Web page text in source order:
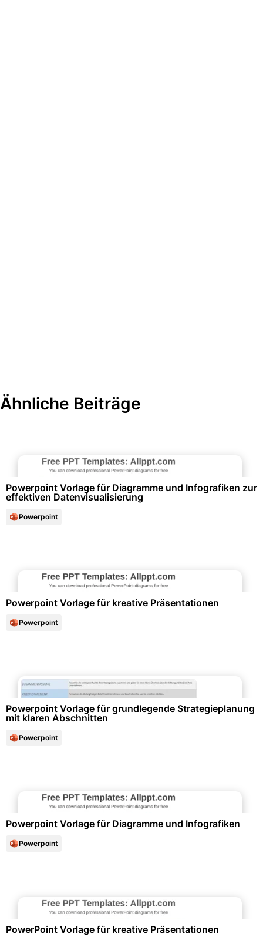
Ähnliche Beiträge
Powerpoint Vorlage für Diagramme und Infografiken zur
effektiven Datenvisualisierung
Powerpoint
Powerpoint Vorlage für kreative Präsentationen
Powerpoint
Powerpoint Vorlage für grundlegende Strategieplanung
mit klaren Abschnitten
Powerpoint
Powerpoint Vorlage für Diagramme und Infografiken
Powerpoint
PowerPoint Vorlage für kreative Präsentationen